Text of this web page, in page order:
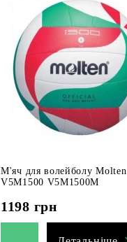
М'яч для волейболу Molten
V5M1500 V5M1500M
1198 грн